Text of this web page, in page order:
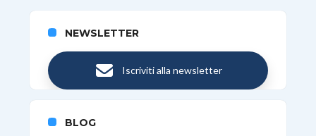
NEWSLETTER
Iscriviti alla newsletter
BLOG